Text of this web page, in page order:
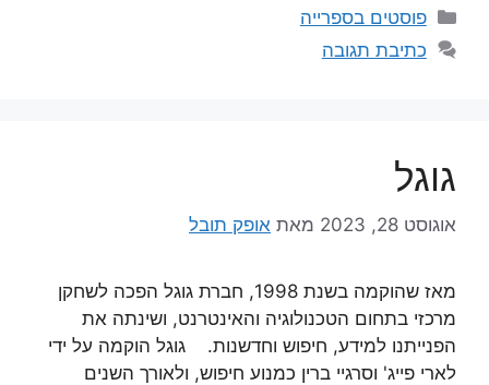
קטגוריות
פוסטים בספרייה
כתיבת תגובה
גוגל
אוגוסט 28, 2023 מאת אופק תובל
מאז שהוקמה בשנת 1998, חברת גוגל הפכה לשחקן
מרכזי בתחום הטכנולוגיה והאינטרנט, ושינתה את
הפנייתנו למידע, חיפוש וחדשנות. גוגל הוקמה על ידי
לארי פייג' וסרגיי ברין כמנוע חיפוש, ולאורך השנים